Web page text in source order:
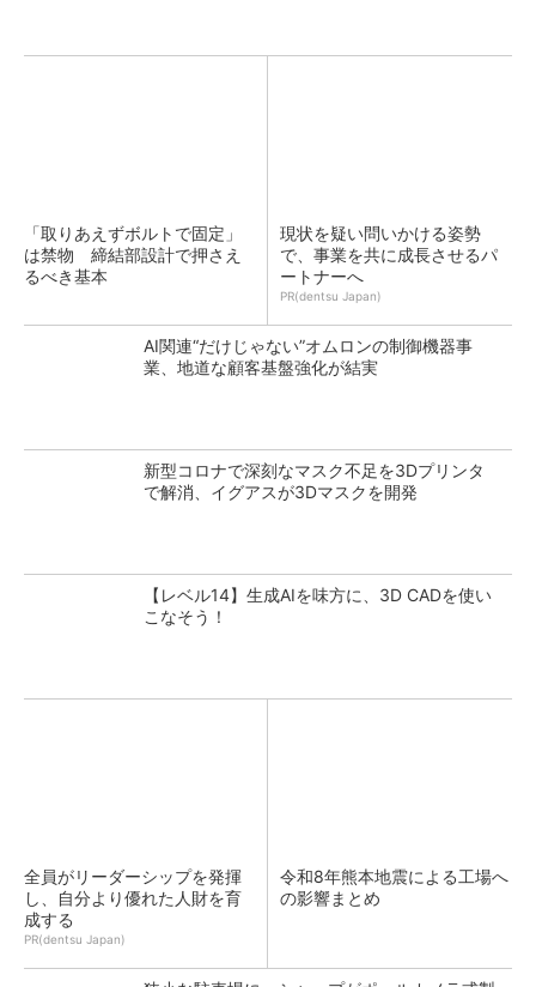
「取りあえずボルトで固定」
は禁物 締結部設計で押さえ
るべき基本
現状を疑い問いかける姿勢
で、事業を共に成長させるパ
ートナーへ
PR(dentsu Japan)
AI関連“だけじゃない”オムロンの制御機器事
業、地道な顧客基盤強化が結実
新型コロナで深刻なマスク不足を3Dプリンタ
で解消、イグアスが3Dマスクを開発
【レベル14】生成AIを味方に、3D CADを使い
こなそう！
全員がリーダーシップを発揮
し、自分より優れた人財を育
成する
PR(dentsu Japan)
令和8年熊本地震による工場へ
の影響まとめ